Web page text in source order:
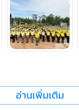
อ่านเพิ่มเติม